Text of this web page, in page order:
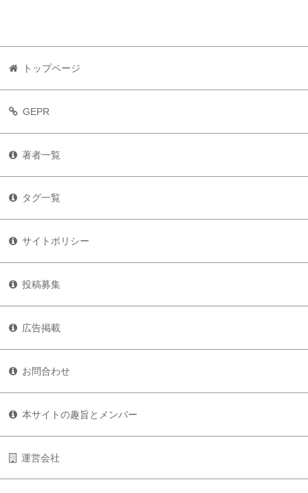
トップページ
GEPR
著者一覧
タグ一覧
サイトポリシー
投稿募集
広告掲載
お問合わせ
本サイトの趣旨とメンバー
運営会社